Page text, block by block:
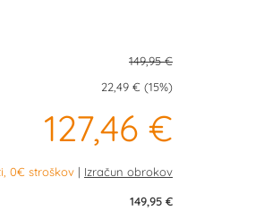
149,95 €
22,49 € (15%)
127,46 €
0€ stroškov
149,95 €